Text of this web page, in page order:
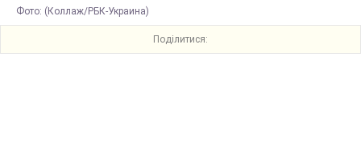
Фото: (Коллаж/РБК-Украина)
Поділитися: